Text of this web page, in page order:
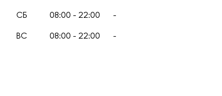
СБ
08:00 - 22:00
-
ВС
08:00 - 22:00 -